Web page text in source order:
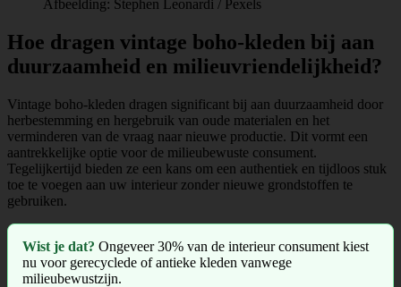
Afbeelding: Stephen Leonardi / Pexels
Hoe dragen vintage boho-kleden bij aan
duurzaamheid en milieuvriendelijkheid?
Vintage boho-kleden dragen significant bij aan duurzaamheid door
herbestemming en hergebruik van oude materialen en het
verminderen van de vraag naar nieuwe productie. Dit vormt een
aantrekkelijke optie voor de milieubewuste consument.
Tegelijkertijd bieden ze een kans om een authentiek en tijdloos stuk
toe te voegen aan uw interieur zonder nieuwe grondstoffen te
gebruiken.
Wist je dat? Ongeveer 30% van de interieur consument kiest
nu voor gerecyclede of antieke kleden vanwege
milieubewustzijn.